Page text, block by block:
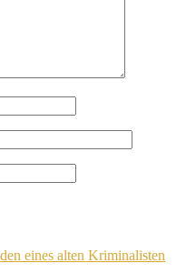
eines alten Kriminalisten